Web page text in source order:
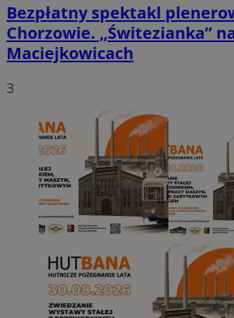
Bezpłatny spektakl
Chorzowie. „Świtezianka”
Maciejkowicach
3